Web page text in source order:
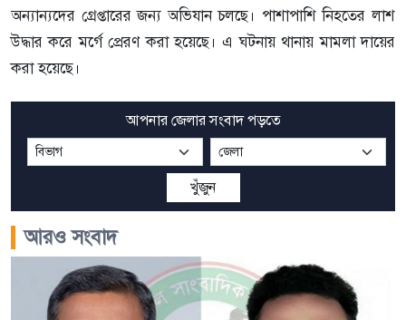
অন্যান্যদের গ্রেপ্তারের জন্য অভিযান চলছে। পাশাপাশি নিহতের লাশ
উদ্ধার করে মর্গে প্রেরণ করা হয়েছে। এ ঘটনায় থানায় মামলা দায়ের
করা হয়েছে।
আপনার জেলার সংবাদ পড়তে
খুঁজুন
আরও সংবাদ